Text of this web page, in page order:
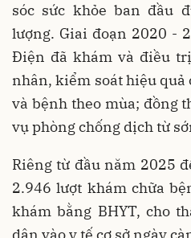
sóc sức khỏe ban đầu
lượng. Giai đoạn 2020 -
Điện đã khám và điều
nhân, kiểm soát hiệu
và bệnh theo mùa; đồng
vụ phòng chống dịch từ
Riêng từ đầu năm 2025
2.946 lượt khám chữa
khám bằng BHYT, cho